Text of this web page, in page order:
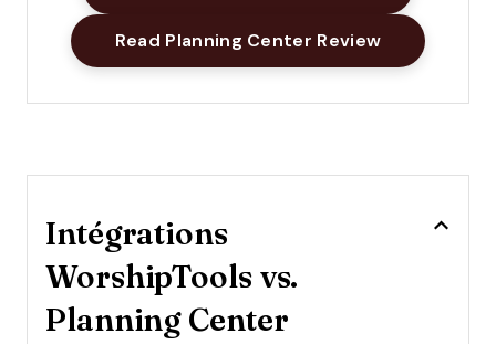
Scheduling
Workflow Management
Read Planning Center ReviewOpens New
Intégrations
WorshipTools vs.
Planning Center